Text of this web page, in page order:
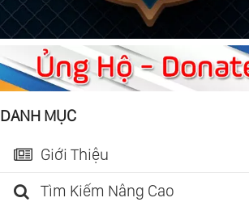
DANH MỤC
Giới Thiệu
Tìm Kiếm Nâng Cao